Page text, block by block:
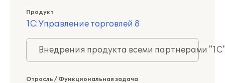
Продукт
1С:Управление торговлей 8
Внедрения продукта всеми партнерами
Отрасль / Функциональная задача